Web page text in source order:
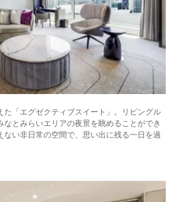
た「エグゼクティブスイート」。リビングル
なとみらいエリアの夜景を眺めることができ
ない非日常の空間で、思い出に残る一日を過